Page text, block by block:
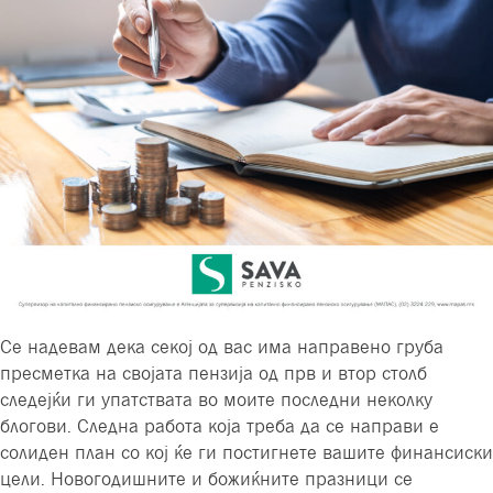
Се надевам дека секој од вас има направено груба
пресметка на својата пензија од прв и втор столб
следејќи ги упатствата во моите последни неколку
блогови. Следна работа која треба да се направи е
солиден план со кој ќе ги постигнете вашите финансиски
цели. Новогодишните и божиќните празници се